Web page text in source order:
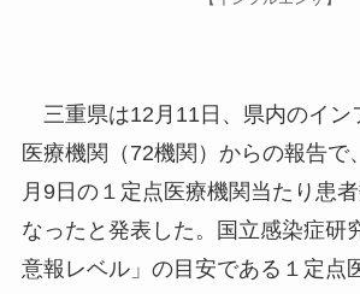
三重県は12月11日、県内のイン
医療機関（72機関）からの報告で
月9日の１定点医療機関当たり患
なったと発表した。国立感染症研
意報レベル」の目安である１定点